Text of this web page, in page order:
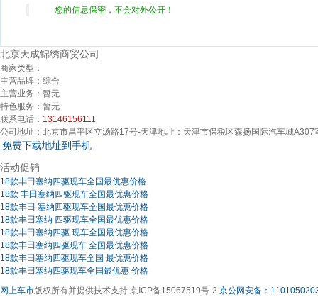
您的信息保密，不会对外公开！
北京天成锦绣商贸公司
商家类型：
主营品牌： 综合
主营业务： 暂无
特色服务： 暂无
联系电话： 13146156111
公司地址： 北京市昌平区立汤路17号-天津地址：天津市保税区森扬国际汽车城A307
免费下载地址到手机
活动促销
18款丰田塞纳四驱现车全国最优惠价格
18款 丰田塞纳四驱现车全国最优惠价格
18款丰田 塞纳四驱现车全国最优惠价格
18款丰田塞纳 四驱现车全国最优惠价格
18款丰田塞纳四驱 现车全国最优惠价格
18款丰田塞纳四驱现车 全国最优惠价格
18款丰田塞纳四驱现车全国 最优惠价格
18款丰田塞纳四驱现车全国最优惠 价格
网上车市版权所有并提供技术支持 京ICP备15067519号-2 京公网安备：